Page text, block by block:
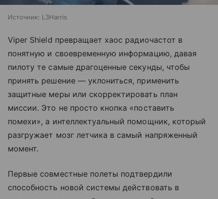
Источник: L3Harris
Viper Shield превращает хаос радиочастот в
понятную и своевременную информацию, давая
пилоту те самые драгоценные секунды, чтобы
принять решение — уклониться, применить
защитные меры или скорректировать план
миссии. Это не просто кнопка «поставить
помехи», а интеллектуальный помощник, который
разгружает мозг летчика в самый напряженный
момент.
Первые совместные полеты подтвердили
способность новой системы действовать в